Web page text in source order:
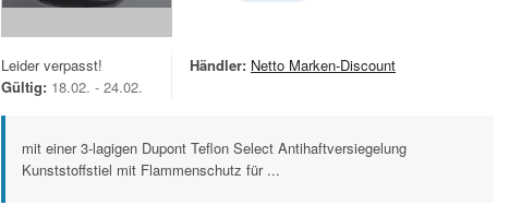
Leider verpasst!
Gültig: 18.02. - 24.02.
Händler: Netto Marken-Discount
mit einer 3-lagigen Dupont Teflon Select Antihaftversiegelung
Kunststoffstiel mit Flammenschutz für ...